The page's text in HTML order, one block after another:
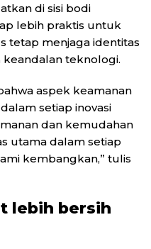
di sisi bodi
lebih praktis untuk
tetap menjaga identitas
teknologi.
aspek keamanan
setiap inovasi
dan kemudahan
utama dalam setiap
kembangkan,” tulis
lebih bersih